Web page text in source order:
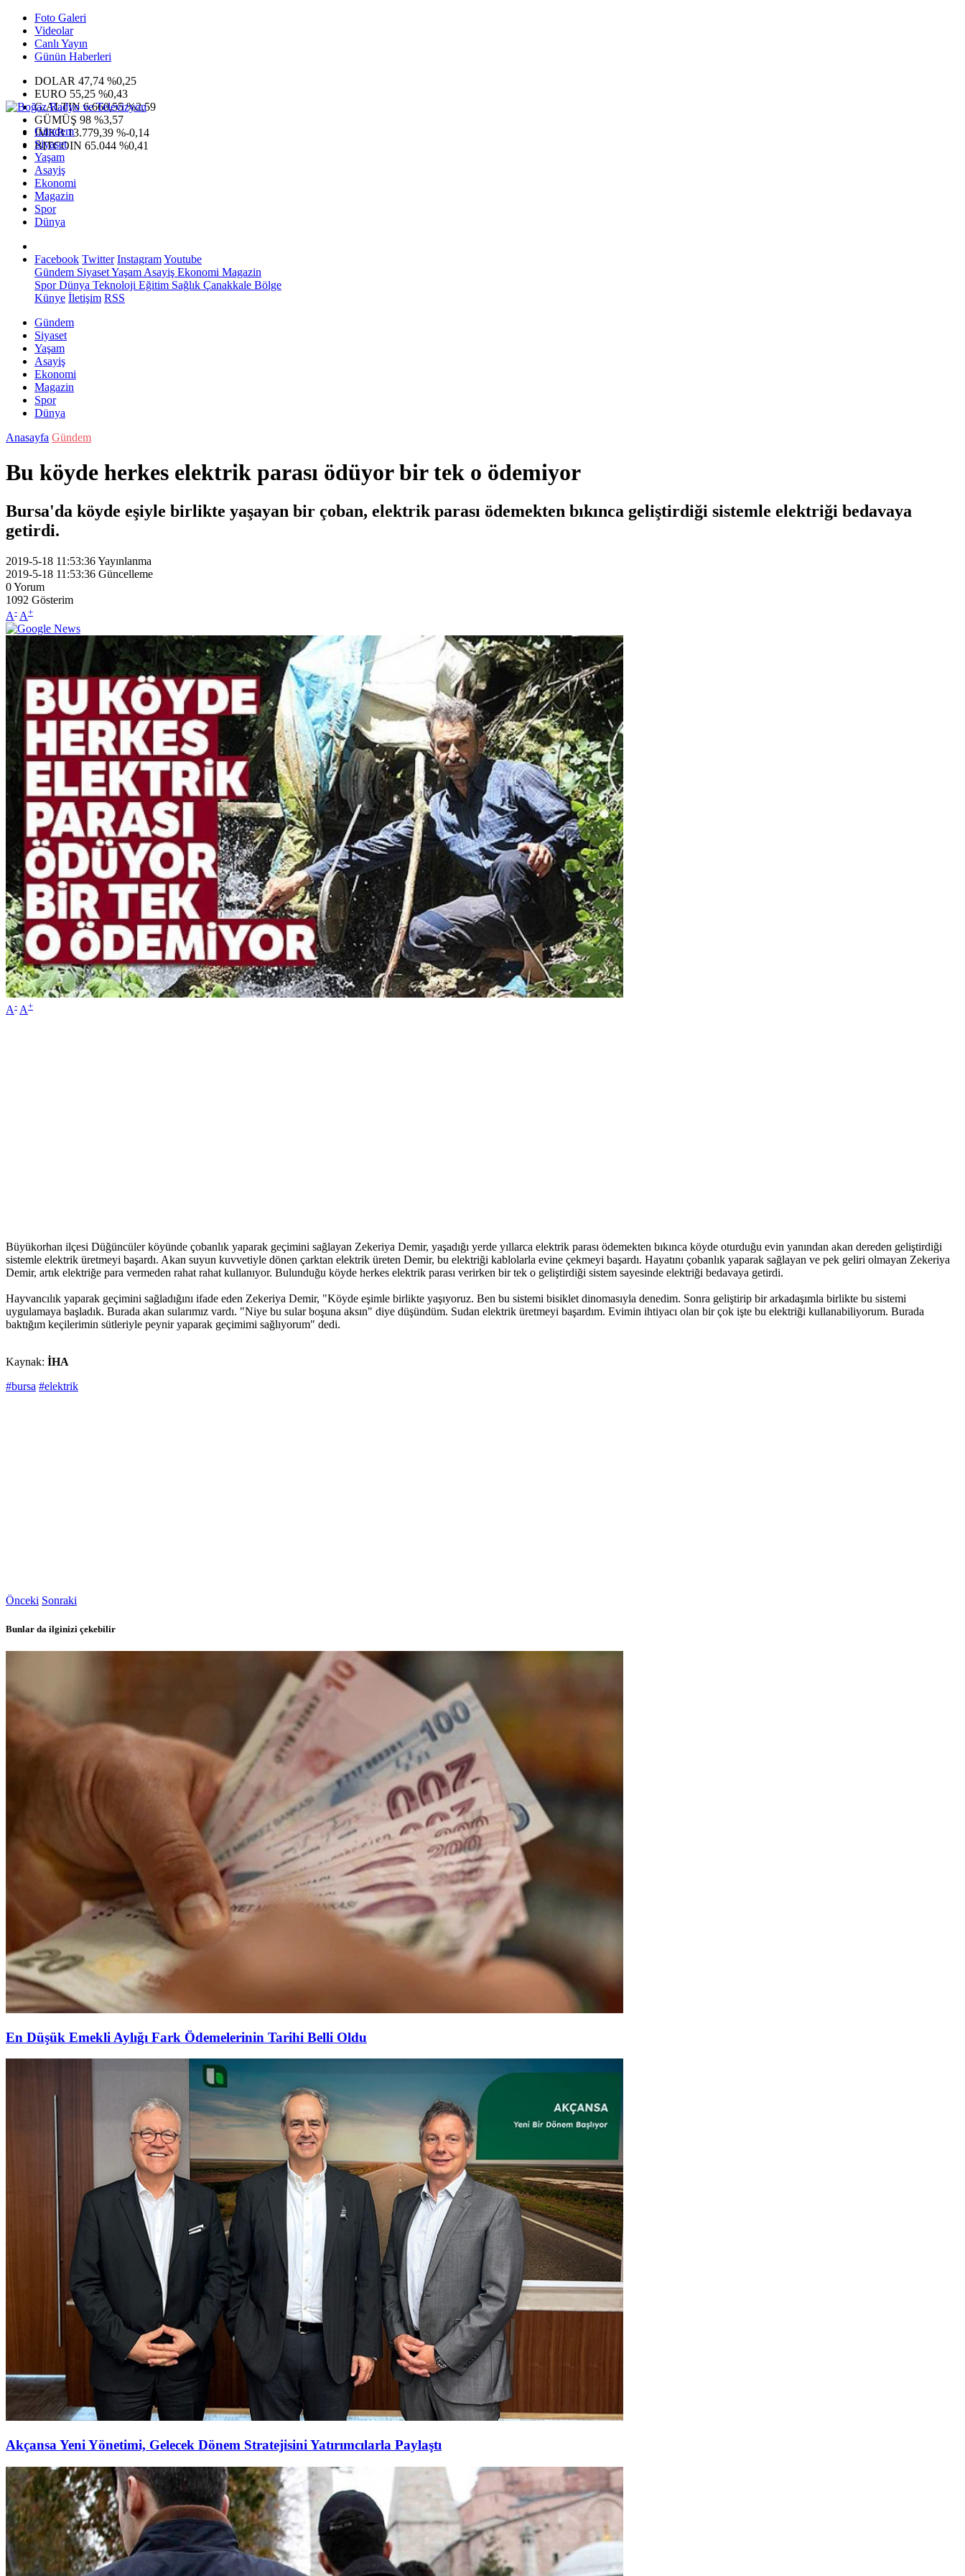
Foto Galeri
Videolar
Canlı Yayın
Günün Haberleri
DOLAR 47,74 %0,25
EURO 55,25 %0,43
G.ALTIN6.660,55 %2,59
GÜMÜŞ 98 %3,57
IMKB13.779,39 %-0,14
BITCOIN 65.044 %0,41
Gündem
Siyaset
Yaşam
Asayiş
Ekonomi
Magazin
Spor
Dünya
Facebook Twitter InstagramYoutube
Gündem SiyasetYaşam Asayiş Ekonomi Magazin
SporDünya Teknoloji Eğitim Sağlık Çanakkale Bölge
Künye İletişim RSS
Gündem
Siyaset
Yaşam
Asayiş
Ekonomi
Magazin
Spor
Dünya
Anasayfa Gündem
Bu köyde herkes elektrik parası ödüyor bir tek o ödemiyor
Bursa'da köyde eşiyle birlikte yaşayan bir çoban, elektrik parası ödemekten bıkınca geliştirdiği sistemle elektriği bedavaya
getirdi.
2019-5-18 11:53:36Yayınlanma
2019-5-18 11:53:36 Güncelleme
0Yorum
1092 Gösterim
A- A+
A- A+
Büyükorhan ilçesi Düğüncüler köyünde çobanlık yaparak geçimini sağlayan Zekeriya Demir, yaşadığı yerde yıllarca elektrik parası ödemekten bıkınca köyde oturduğu evin yanından akan dereden geliştirdiği
sistemle elektrik üretmeyi başardı. Akan suyun kuvvetiyle dönen çarktan elektrik üreten Demir, bu elektriği kablolarla evine çekmeyi başardı. Hayatını çobanlık yaparak sağlayan ve pek geliri olmayan Zekeriya
Demir, artık elektriğe para vermeden rahat rahat kullanıyor. Bulunduğu köyde herkes elektrik parası verirken bir tek o geliştirdiği sistem sayesinde elektriği bedavaya getirdi.
Hayvancılık yaparak geçimini sağladığını ifade eden Zekeriya Demir, "Köyde eşimle birlikte yaşıyoruz. Ben bu sistemi bisiklet dinomasıyla denedim. Sonra geliştirip bir arkadaşımla birlikte bu sistemi
uygulamaya başladık. Burada akan sularımız vardı. "Niye bu sular boşuna aksın" diye düşündüm. Sudan elektrik üretmeyi başardım. Evimin ihtiyacı olan bir çok işte bu elektriği kullanabiliyorum. Burada
baktığım keçilerimin sütleriyle peynir yaparak geçimimi sağlıyorum" dedi.
Kaynak: İHA
#bursa #elektrik
Önceki Sonraki
Bunlar da ilginizi çekebilir
En Düşük Emekli Aylığı Fark Ödemelerinin Tarihi Belli Oldu
Akçansa Yeni Yönetimi, Gelecek Dönem Stratejisini Yatırımcılarla Paylaştı